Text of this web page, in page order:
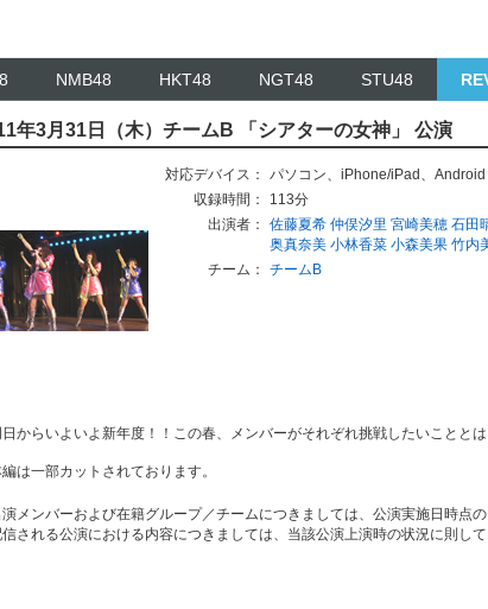
NMB48 HKT48 NGT48 STU48
年3月31日（木）チームB 「シアターの女神」 公演
対応デバイス： パソコン、 iPhone/iPad 、 Android
収録時間：
113分
出演者：
佐藤夏希 仲俣汐里 宮崎美穂 石田
奥真奈美 小林香菜 小森美果 竹内
チーム：
チームB
日からいよいよ新年度！！この春、メンバーがそれぞれ挑戦したいこととは
は一部カットされております。
メンバーおよび在籍グループ／チームにつきましては、公演実施日時点の
される公演における内容につきましては、当該公演上演時の状況に則し